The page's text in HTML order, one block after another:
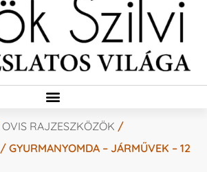
OVIS RAJZESZKÖZÖK /
/ GYURMANYOMDA – JÁRMŰVEK – 12